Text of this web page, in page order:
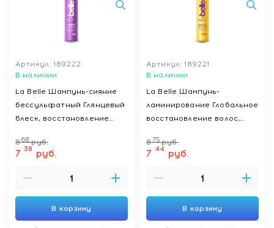
Артикул: 189222
В наличии
La Belle Шампунь-сияние
бессульфатный Глянцевый
блеск, восстановление
868 руб.
7 38 руб.
В корзину
Артикул: 189221
В наличии
La Belle Шампунь-
ламинирование Глобальное
восстановление волос,
8 75 руб.
7 44 руб.
В корзину